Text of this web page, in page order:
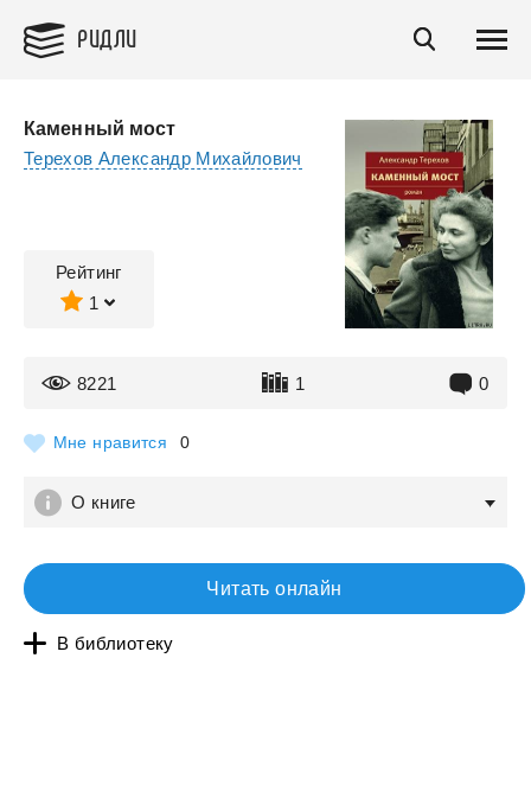
РИДЛИ
Каменный мост
Терехов Александр Михайлович
Рейтинг
1
8221 1 0
Мне нравится 0
О книге
Читать онлайн
В библиотеку